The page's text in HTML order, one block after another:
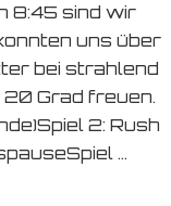
8:45 sind wir
uns über
bei strahlend
20 Grad freuen.
2: Rush
…